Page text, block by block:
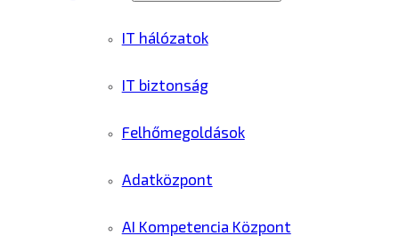
IT hálózatok
IT biztonság
Felhőmegoldások
Adatközpont
AI Kompetencia Központ